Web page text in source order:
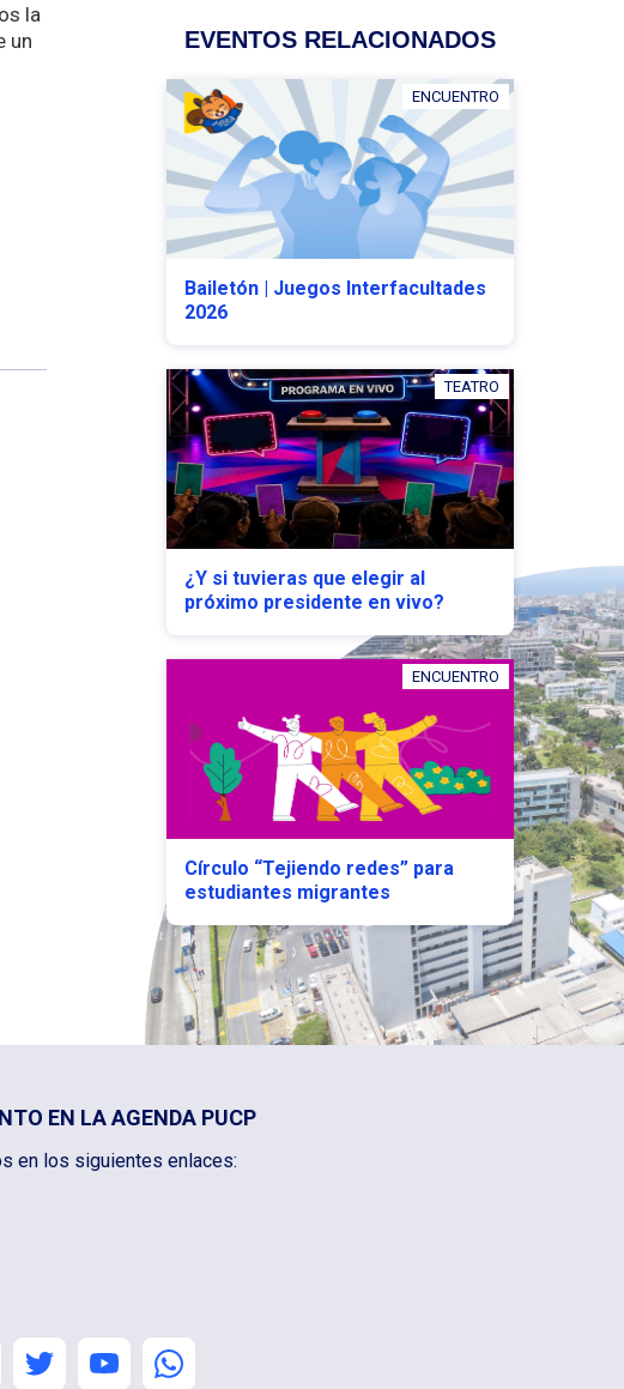
la
un
EVENTOS RELACIONADOS
ENCUENTRO
Bailetón | Juegos Interfacultades
2026
TEATRO
¿Y si tuvieras que elegir al
próximo presidente en vivo?
ENCUENTRO
Círculo “Tejiendo redes” para
estudiantes migrantes
EN LA AGENDA PUCP
en los siguientes enlaces: